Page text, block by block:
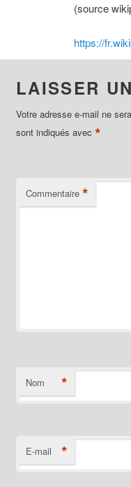
(source
https://
LAISSER
Votre adresse e-mail ne
sont indiqués avec *
Commentaire *
Nom *
E-mail *